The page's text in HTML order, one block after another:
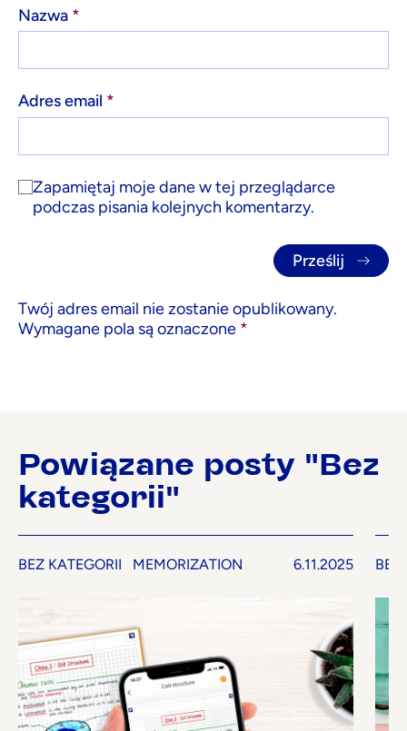
Nazwa *
Adres email *
Zapamiętaj moje dane w tej przeglądarce
podczas pisania kolejnych komentarzy.
Twój adres email nie zostanie opublikowany.
Wymagane pola są oznaczone *
Powiązane posty "Bez
kategorii"
BEZ KATEGORII MEMORIZATION 6.11.2025 BEZ